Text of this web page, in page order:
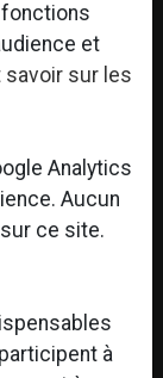
et
savoir sur les
Analytics
Aucun
ce site.
à